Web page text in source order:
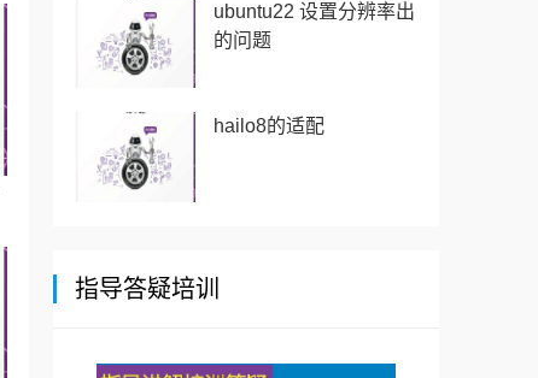
ubuntu22 设置分辨率出
的问题
hailo8的适配
指导答疑培训